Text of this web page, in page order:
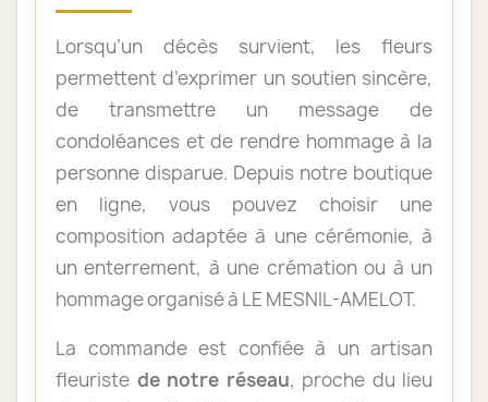
Lorsqu’un décès survient, les fleurs
permettent d’exprimer un soutien sincère,
de transmettre un message de
condoléances et de rendre hommage à la
personne disparue. Depuis notre boutique
en ligne, vous pouvez choisir une
composition adaptée à une cérémonie, à
un enterrement, à une crémation ou à un
hommage organisé à LE MESNIL-AMELOT.
La commande est confiée à un artisan
fleuriste de notre réseau, proche du lieu